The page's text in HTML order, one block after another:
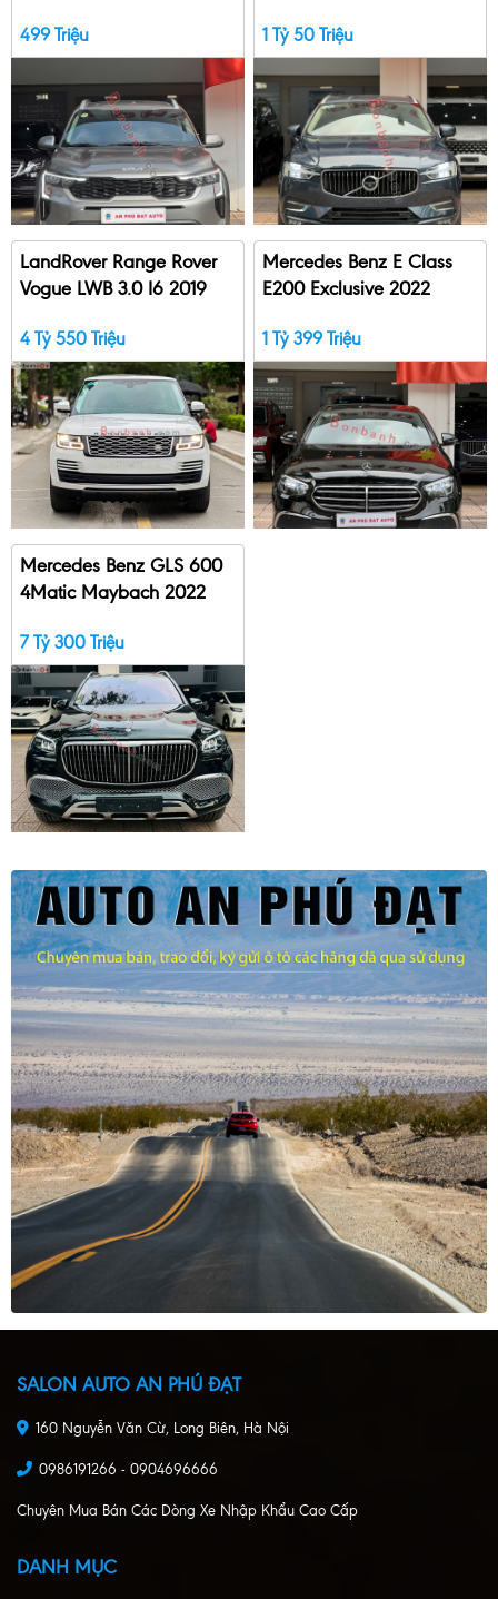
499 Triệu 1 Tỷ 50 Triệu
LandRover Range Rover
Vogue LWB 3.0 I6 2019
4 Tỷ 550 Triệu
Mercedes Benz E Class
E200 Exclusive 2022
1 Tỷ 399 Triệu
Mercedes Benz GLS 600
4Matic Maybach 2022
7 Tỷ 300 Triệu
SALON AUTO AN PHÚ ĐẠT
160 Nguyễn Văn Cừ, Long Biên, Hà Nội
0986191266 - 0904696666
Chuyên Mua Bán Các Dòng Xe Nhập Khẩu Cao Cấp
DANH MỤC